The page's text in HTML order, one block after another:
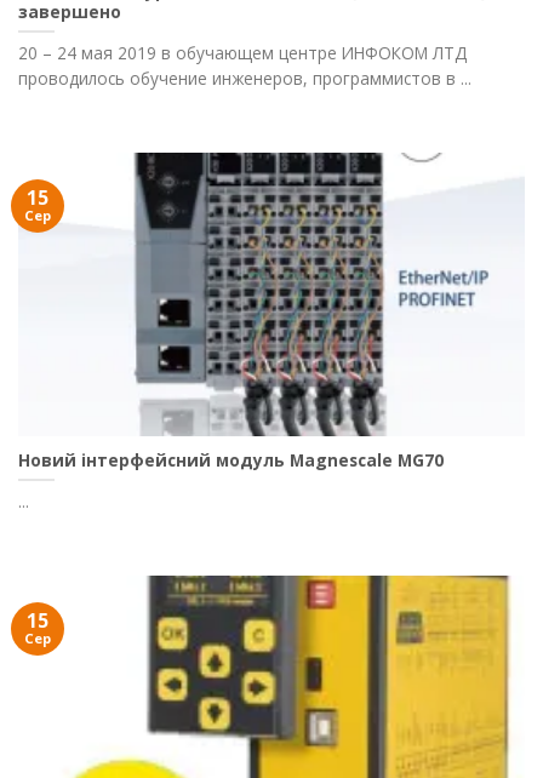
завершено
20 – 24 мая 2019 в обучающем центре ИНФОКОМ ЛТД
проводилось обучение инженеров, программистов в ...
Новий інтерфейсний модуль Magnescale MG70
...
15
Сер
15
Сер